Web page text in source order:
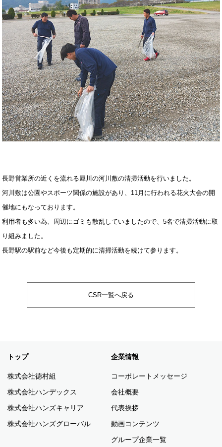
長野営業所の近くを流れる犀川の河川敷の清掃活動を行いました。
河川敷は公園やスポーツ関係の施設があり、11月に行われる花火大会の開
催地にもなっております。
利用者も多い為、周辺にゴミも散乱していましたので、5名で清掃活動に取
り組みました。
長野駅の駅前など今後も定期的に清掃活動を続けて参ります。
CSR一覧へ戻る
トップ
株式会社徳村組
株式会社ハンデックス
株式会社ハンズキャリア
株式会社ハンズグローバル
企業情報
コーポレートメッセージ
会社概要
代表挨拶
動画コンテンツ
グループ企業一覧